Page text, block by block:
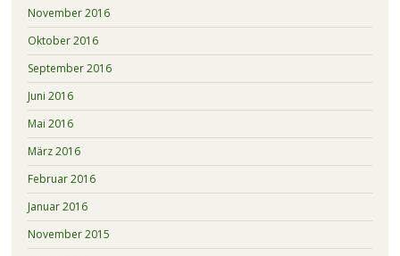
November 2016
Oktober 2016
September 2016
Juni 2016
Mai 2016
März 2016
Februar 2016
Januar 2016
November 2015